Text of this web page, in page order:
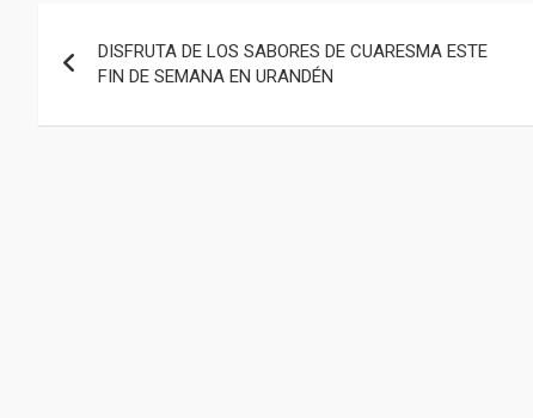
de
entradas
DISFRUTA DE LOS SABORES DE CUARESMA ESTE
FIN DE SEMANA EN URANDÉN